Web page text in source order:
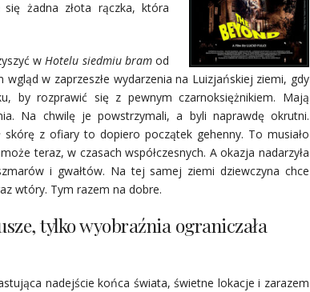
żadna złota rączka, która
w Hotelu siedmiu bramod
w zaprzeszłe wydarzenia na Luizjańskiej ziemi, gdy
by rozprawić się z pewnym czarnoksiężnikiem. Mają
Na chwilę je powstrzymali, a byli naprawdę okrutni.
skórę z ofiary to dopiero początek gehenny. To musiało
teraz, w czasach współczesnych. A okazja nadarzyła
i gwałtów. Na tej samej ziemi dziewczyna chce
wtóry. Tym razem na dobre.
tylko wyobraźnia ograniczała
nadejście końca świata, świetne lokacje i zarazem